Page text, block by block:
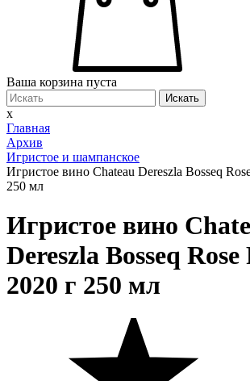
Ваша корзина пуста
Искать
x
Главная
Архив
Игристое и шампанское
Игристое вино Chateau Dereszla Bosseq
250 мл
Игристое вино
Dereszla Bosseq
2020 г 250 мл